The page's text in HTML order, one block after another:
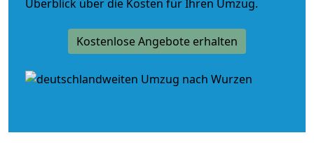
Überblick über die Kosten für Ihren Umzug.
Kostenlose Angebote erhalten